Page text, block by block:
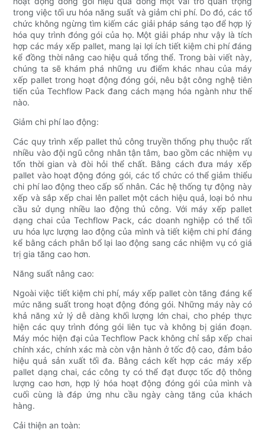
trong việc tối ưu hóa năng suất và giảm chi phí. Do đó, các tổ
chức không ngừng tìm kiếm các giải pháp sáng tạo để hợp lý
hóa quy trình đóng gói của họ. Một giải pháp như vậy là tích
hợp các máy xếp pallet, mang lại lợi ích tiết kiệm chi phí đáng
kể đồng thời nâng cao hiệu quả tổng thể. Trong bài viết này,
chúng ta sẽ khám phá những ưu điểm khác nhau của máy
xếp pallet trong hoạt động đóng gói, nêu bật công nghệ tiên
tiến của Techflow Pack đang cách mạng hóa ngành như thế
nào.
Giảm chi phí lao động:
Các quy trình xếp pallet thủ công truyền thống phụ thuộc rất
nhiều vào đội ngũ công nhân tận tâm, bao gồm các nhiệm vụ
tốn thời gian và đòi hỏi thể chất. Bằng cách đưa máy xếp
pallet vào hoạt động đóng gói, các tổ chức có thể giảm thiểu
chi phí lao động theo cấp số nhân. Các hệ thống tự động này
xếp và sắp xếp chai lên pallet một cách hiệu quả, loại bỏ nhu
cầu sử dụng nhiều lao động thủ công. Với máy xếp pallet
dạng chai của Techflow Pack, các doanh nghiệp có thể tối
ưu hóa lực lượng lao động của mình và tiết kiệm chi phí đáng
kể bằng cách phân bổ lại lao động sang các nhiệm vụ có giá
trị gia tăng cao hơn.
Năng suất nâng cao:
Ngoài việc tiết kiệm chi phí, máy xếp pallet còn tăng đáng kể
mức năng suất trong hoạt động đóng gói. Những máy này có
khả năng xử lý dễ dàng khối lượng lớn chai, cho phép thực
hiện các quy trình đóng gói liên tục và không bị gián đoạn.
Máy móc hiện đại của Techflow Pack không chỉ sắp xếp chai
chính xác, chính xác mà còn vận hành ở tốc độ cao, đảm bảo
hiệu quả sản xuất tối đa. Bằng cách kết hợp các máy xếp
pallet dạng chai, các công ty có thể đạt được tốc độ thông
lượng cao hơn, hợp lý hóa hoạt động đóng gói của mình và
cuối cùng là đáp ứng nhu cầu ngày càng tăng của khách
hàng.
Cải thiện an toàn: